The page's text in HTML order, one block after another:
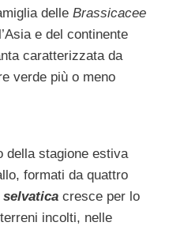
delle Brassicacee
e del continente
caratterizzata da
verde più o meno
della stagione estiva
formati da quattro
selvatica cresce per lo
incolti, nelle